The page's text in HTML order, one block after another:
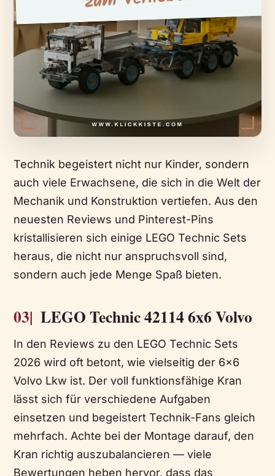
Technik begeistert nicht nur Kinder, sondern
auch viele Erwachsene, die sich in die Welt der
Mechanik und Konstruktion vertiefen. Aus den
neuesten Reviews und Pinterest-Pins
kristallisieren sich einige LEGO Technic Sets
heraus, die nicht nur anspruchsvoll sind,
sondern auch jede Menge Spaß bieten.
03| LEGO Technic 42114 6x6 Volvo
In den Reviews zu den LEGO Technic Sets
2026 wird oft betont, wie vielseitig der 6x6
Volvo Lkw ist. Der voll funktionsfähige Kran
lässt sich für verschiedene Aufgaben
einsetzen und begeistert Technik-Fans gleich
mehrfach. Achte bei der Montage darauf, den
Kran richtig auszubalancieren — viele
Bewertungen heben hervor, dass das